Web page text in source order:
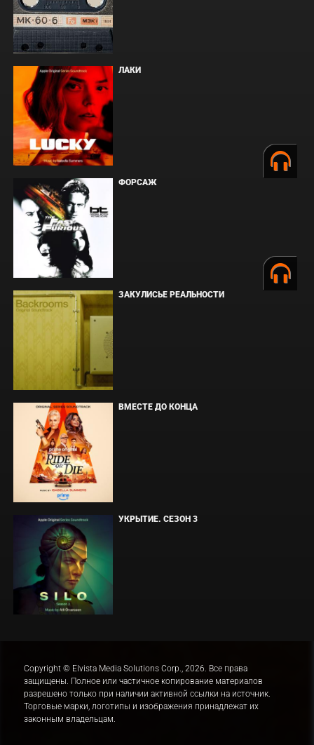
ЛАКИ
ФОРСАЖ
ЗАКУЛИСЬЕ РЕАЛЬНОСТИ
ВМЕСТЕ ДО КОНЦА
УКРЫТИЕ. СЕЗОН 3
Copyright © Elvista Media Solutions Corp., 2026. Все права
защищены. Полное или частичное копирование материалов
разрешено только при наличии активной ссылки на источник.
Торговые марки, логотипы и изображения принадлежат их
законным владельцам.